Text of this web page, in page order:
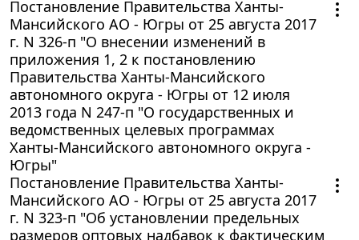
Постановление Правительства Ханты-
Мансийского АО - Югры от 25 августа 2017
г. N 326-п "О внесении изменений в
приложения 1, 2 к постановлению
Правительства Ханты-Мансийского
автономного округа - Югры от 12 июля
2013 года N 247-п "О государственных и
ведомственных целевых программах
Ханты-Мансийского автономного округа -
Югры"
Постановление Правительства Ханты-
Мансийского АО - Югры от 25 августа 2017
г. N 323-п "Об установлении предельных
размеров оптовых надбавок к фактическим